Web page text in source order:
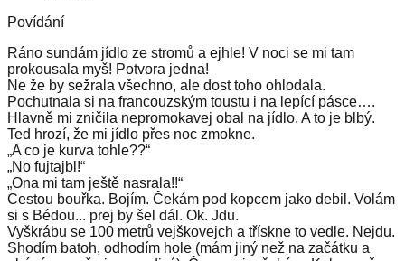
Povídání
Ráno sundám jídlo ze stromů a ejhle! V noci se mi tam
prokousala myš! Potvora jedna!
Ne že by sežrala všechno, ale dost toho ohlodala.
Pochutnala si na francouzským toustu i na lepící pásce….
Hlavně mi zničila nepromokavej obal na jídlo. A to je blbý.
Ted hrozí, že mi jídlo přes noc zmokne.
„A co je kurva tohle??“
„No fujtajbl!“
„Ona mi tam ještě nasrala!!“
Cestou bouřka. Bojím. Čekám pod kopcem jako debil. Volám
si s Bédou... prej by šel dál. Ok. Jdu.
Vyškrábu se 100 metrů vejškovejch a třískne to vedle. Nejdu.
Shodím batoh, odhodím hole (mám jiný než na začátku a